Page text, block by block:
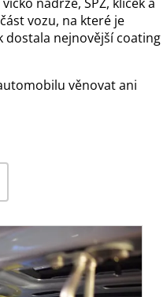
vozu, na které je
dostala nejnovější coating
věnovat ani